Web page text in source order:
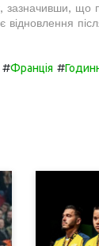
зазначивши, що
відновлення
#Франція #